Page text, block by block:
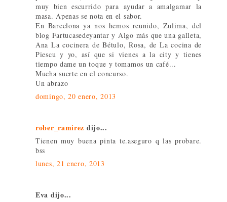
muy bien escurrido para ayudar a amalgamar la
masa. Apenas se nota en el sabor.
En Barcelona ya nos hemos reunido, Zulima, del
blog Fartucasedeyantar y Algo más que una galleta,
Ana La cocinera de Bétulo, Rosa, de La cocina de
Piescu y yo, así que si vienes a la city y tienes
tiempo dame un toque y tomamos un café...
Mucha suerte en el concurso.
Un abrazo
domingo, 20 enero, 2013
rober_ramirez dijo...
Tienen muy buena pinta te.aseguro q las probare.
bss
lunes, 21 enero, 2013
Eva dijo...